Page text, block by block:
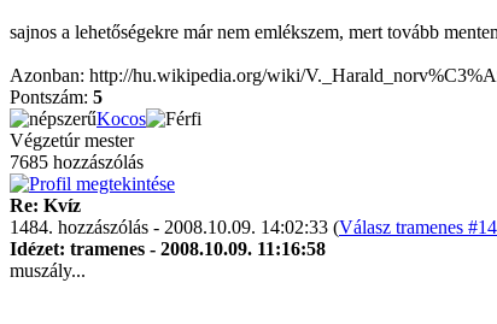
sajnos a lehetőségekre már nem emlékszem, mert tovább
Azonban: http://hu.wikipedia.org/wiki/
Pontszám: 5
Kocos
Végzetúr mester
7685 hozzászólás
Re: Kvíz
1484. hozzászólás - 2008.10.09. 14:02:33 (Válasz tramenes
Idézet: tramenes - 2008.10.09. 11:16:58
muszály...